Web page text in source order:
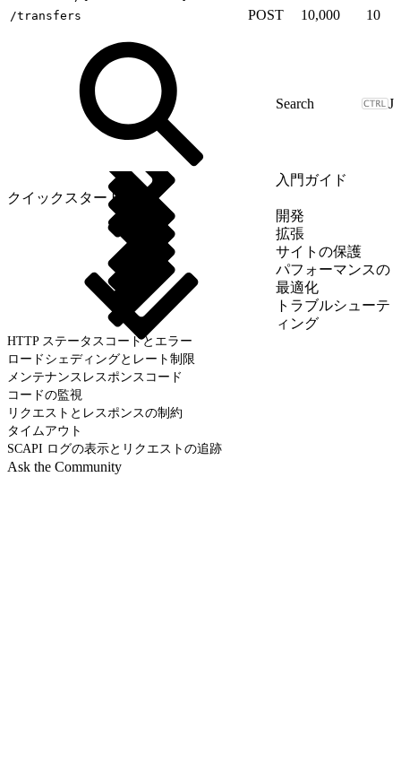
/transfers
POST 10,000 10
J
入門ガイド
クイックスタート
開発
拡張
サイトの保護
パフォーマンスの
最適化
トラブルシューテ
ィング
HTTP ステータスコードとエラー
ロードシェディングとレート制限
メンテナンスレスポンスコード
コードの監視
リクエストとレスポンスの制約
タイムアウト
SCAPI ログの表示とリクエストの追跡
Ask the Community